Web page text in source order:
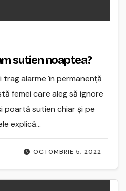
sutien noaptea?
OCTOMBRIE 5, 2022
alarme în permanenţă
femei care aleg să ignore
poartă sutien chiar şi pe
explică…